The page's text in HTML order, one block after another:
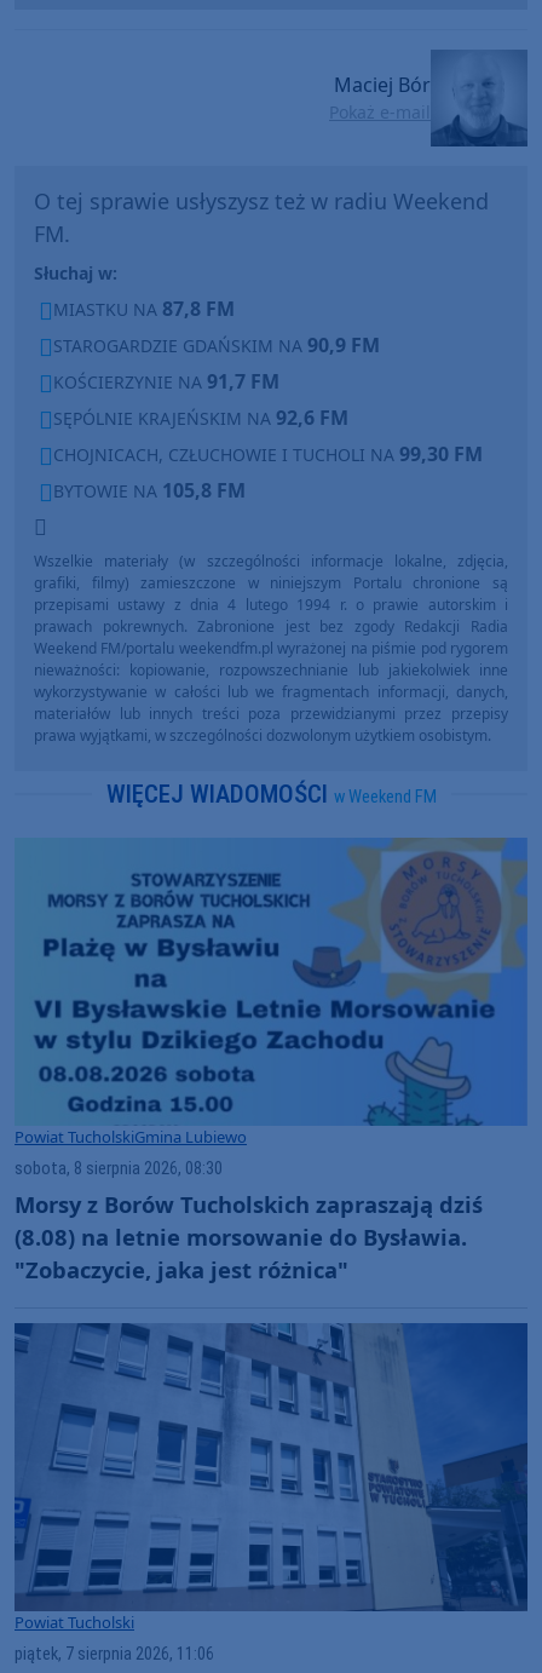
Maciej Bór
Pokaż e-mail
O tej sprawie usłyszysz też w radiu Weekend
FM.
Słuchaj w:
MIASTKU NA 87,8 FM
STAROGARDZIE GDAŃSKIM NA 90,9 FM
KOŚCIERZYNIE NA 91,7 FM
SĘPÓLNIE KRAJEŃSKIM NA 92,6 FM
CHOJNICACH, CZŁUCHOWIE I TUCHOLI NA 99,30 FM
BYTOWIE NA 105,8 FM
Wszelkie materiały (w szczególności informacje lokalne, zdjęcia,
grafiki, filmy) zamieszczone w niniejszym Portalu chronione są
przepisami ustawy z dnia 4 lutego 1994 r. o prawie autorskim i
prawach pokrewnych. Zabronione jest bez zgody Redakcji Radia
Weekend FM/portalu weekendfm.pl wyrażonej na piśmie pod rygorem
nieważności: kopiowanie, rozpowszechnianie lub jakiekolwiek inne
wykorzystywanie w całości lub we fragmentach informacji, danych,
materiałów lub innych treści poza przewidzianymi przez przepisy
prawa wyjątkami, w szczególności dozwolonym użytkiem osobistym.
WIĘCEJ WIADOMOŚCI w Weekend FM
Powiat TucholskiGmina Lubiewo
sobota, 8 sierpnia 2026, 08:30
Morsy z Borów Tucholskich zapraszają dziś
(8.08) na letnie morsowanie do Bysławia.
"Zobaczycie, jaka jest różnica"
Powiat Tucholski
piątek, 7 sierpnia 2026, 11:06